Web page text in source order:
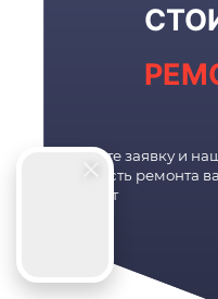
Оставьте заявку и
стоимость ремонта
10 минут